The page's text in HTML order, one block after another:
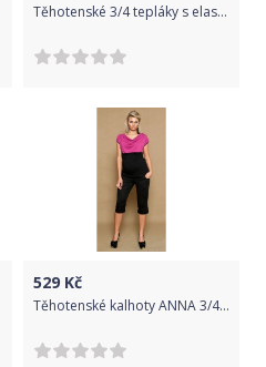
Těhotenské 3/4 tepláky s elastickým pásem - granát, Velikosti těh. moda L (40)
529 Kč
Těhotenské kalhoty ANNA 3/4 - černé, Velikosti těh. moda L (40)